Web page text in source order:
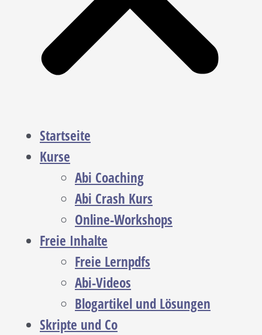
Startseite
Kurse
Abi Coaching
Abi Crash Kurs
Online-Workshops
Freie Inhalte
Freie Lernpdfs
Abi-Videos
Blogartikel und Lösungen
Skripte und Co